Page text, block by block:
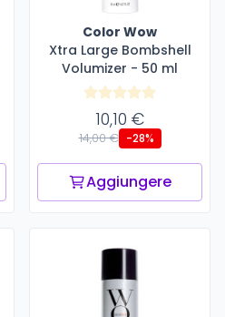
Color Wow
Xtra Large Bombshell
Volumizer - 50 ml
10,10 €
14,00 € -28%
Aggiungere